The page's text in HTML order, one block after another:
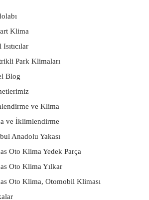
Klima
Park Klimaları
Blog
ve Klima
ve İklimlendirme
Anadolu Yakası
Oto Klima Yedek Parça
Oto Klima Yılkar
Oto Klima, Otomobil Kliması